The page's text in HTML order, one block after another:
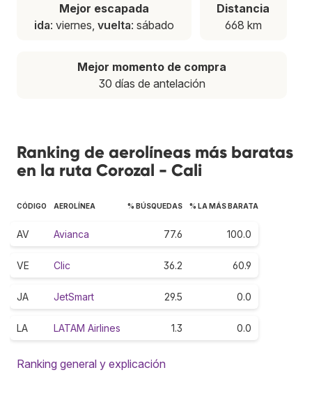
Mejor escapada
ida: viernes, vuelta: sábado
Distancia
668 km
Mejor momento de compra
30 días de antelación
Ranking de aerolíneas más baratas
en la ruta Corozal - Cali
CÓDIGO AEROLÍNEA % BÚSQUEDAS % LA MÁS BARATA
AV Avianca 77.6 100.0
VE Clic 36.2 60.9
JA JetSmart 29.5 0.0
LA LATAM Airlines 1.3 0.0
Ranking general y explicación